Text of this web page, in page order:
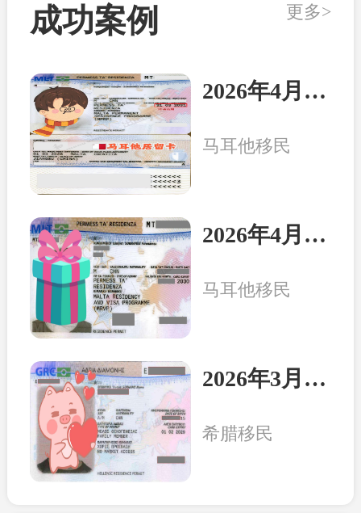
成功案例 更多>
2026年4月21日：马耳他客户顺利收到永居卡
马耳他移民
2026年4月8日：马耳他客户一家三口收到永居卡
马耳他移民
2026年3月20日：希腊客户一家三口收获永居卡
希腊移民